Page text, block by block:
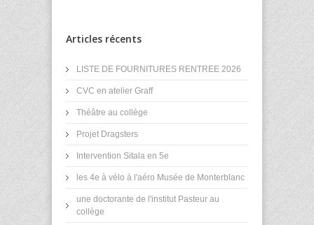
Articles récents
LISTE DE FOURNITURES RENTREE 2026
CVC en atelier Graff
Théâtre au collège
Projet Dragsters
Intervention Sitala en 5e
les 4e à vélo à l'aéro Musée de Monterblanc
une doctorante de l'institut Pasteur au
collège